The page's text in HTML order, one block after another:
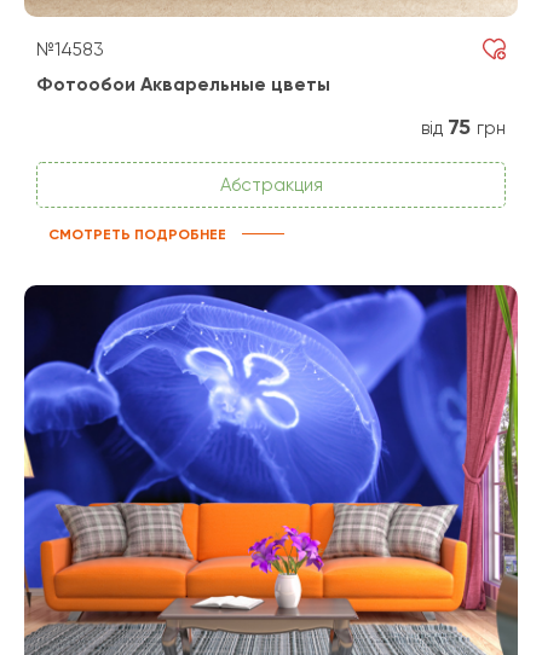
№14583
Фотообои Акварельные цветы
від 75 грн
Абстракция
СМОТРЕТЬ ПОДРОБНЕЕ